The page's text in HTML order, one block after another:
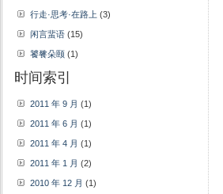
行走·思考·在路上 (3)
闲言蜚语 (15)
饕餮朵颐 (1)
时间索引
2011 年 9 月 (1)
2011 年 6 月 (1)
2011 年 4 月 (1)
2011 年 1 月 (2)
2010 年 12 月 (1)